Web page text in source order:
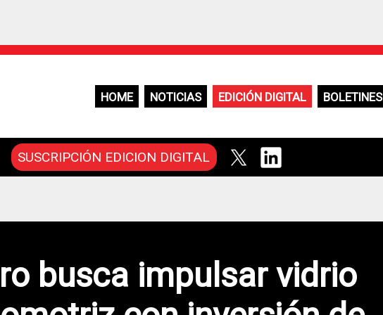
HOME NOTICIAS EDICIÓN DIGITAL BOLETINES
SUSCRIPCIÓN EDICION DIGITAL
busca impulsar vidrio